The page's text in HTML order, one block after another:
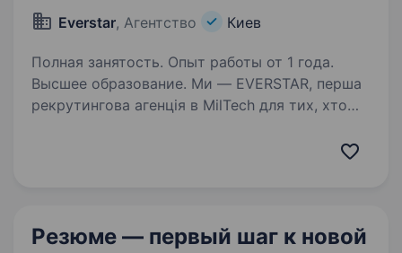
Everstar, Агентство Киев
Полная занятость. Опыт работы от 1 года.
Высшее образование. Ми — EVERSTAR, перша
рекрутингова агенція в MilTech для тих, хто
Але досить про нас, розказуємо про головну
Резюме — первый шаг к новой